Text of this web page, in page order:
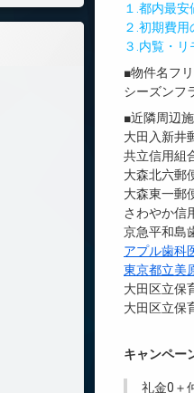
１.都内最
２.初期費
３.内覧・
■物件名フ
シーズンフ
■近隣周辺
大田入新井
共立信用組
大森北六郵
大森東一郵
さわやか信
京急平和島
アプル歯科
東京都立美
大田区立保
大田区立保
キャンペー
礼金0 ＋